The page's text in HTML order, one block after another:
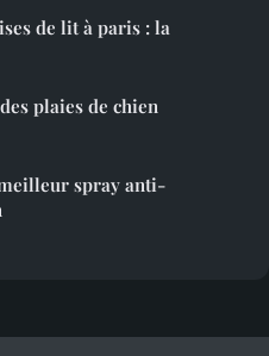
de lit à paris : la
plaies de chien
spray anti-